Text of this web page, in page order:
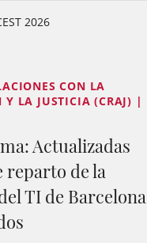
2026
CON LA
LA JUSTICIA (CRAJ) |
Actualizadas
reparto de la
TI de Barcelona